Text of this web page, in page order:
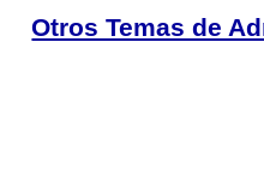
Otros Temas de